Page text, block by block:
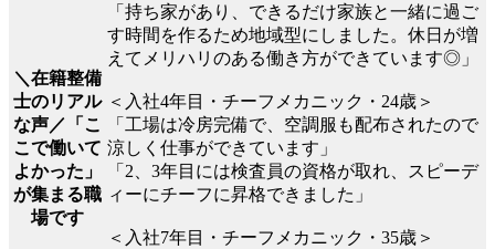
＼在籍整備
士のリアル
な声／「こ
こで働いて
よかった」
が集まる職
場です
「持ち家があり、できるだけ家族と一緒に過ご
す時間を作るため地域型にしました。休日が増
えてメリハリのある働き方ができています◎」
＜入社4年目・チーフメカニック・24歳＞
「工場は冷房完備で、空調服も配布されたので
涼しく仕事ができています」
「2、3年目には検査員の資格が取れ、スピーデ
ィーにチーフに昇格できました」
＜入社7年目・チーフメカニック・35歳＞